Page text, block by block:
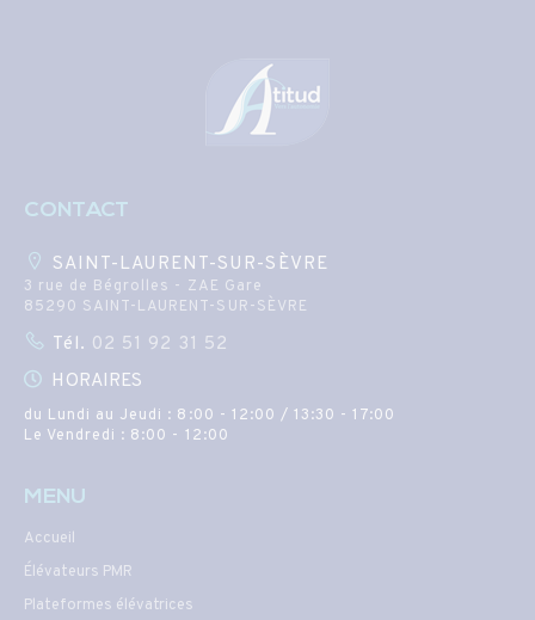
CONTACT
SAINT-LAURENT-SUR-SÈVRE
3 rue de Bégrolles - ZAE Gare
85290 SAINT-LAURENT-SUR-SÈVRE
Tél. 02 51 92 31 52
HORAIRES
du Lundi au Jeudi : 8:00 - 12:00 / 13:30 - 17:00
Le Vendredi : 8:00 - 12:00
MENU
Accueil
Élévateurs PMR
Plateformes élévatrices